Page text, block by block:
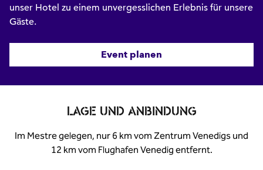
unser Hotel zu einem unvergesslichen Erlebnis für unsere
Gäste.
Event planen
LAGE UND ANBINDUNG
Im Mestre gelegen, nur 6 km vom Zentrum Venedigs und
12 km vom Flughafen Venedig entfernt.